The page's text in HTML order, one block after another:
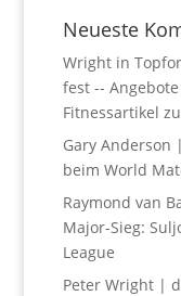
Neueste
Wright in
fest --
Fitnessartikel zu
Gary Anderson
beim World
Raymond van
Major-Sieg:
League
Peter Wright |